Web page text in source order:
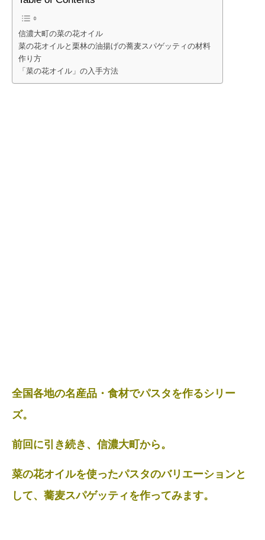
信濃大町の菜の花オイル
菜の花オイルと栗林の油揚げの蕎麦スパゲッティの材料
作り方
「菜の花オイル」の入手方法
全国各地の名産品・食材でパスタを作るシリー
ズ。
前回に引き続き、信濃大町から。
菜の花オイルを使ったパスタのバリエーションと
して、蕎麦スパゲッティを作ってみます。